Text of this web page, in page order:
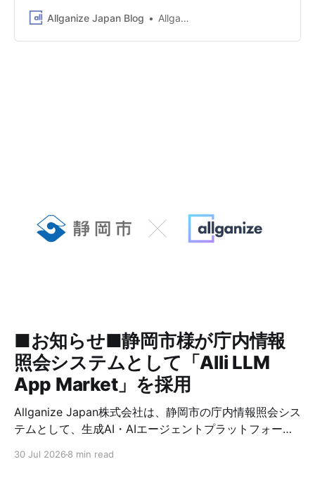
と、顧客課題に合わせた最適なソリ
ューション導入を支援しています。
日立ソリューションズ（本社：東京
以下、日立ソリューションズ）は、
活用方法に関するノウハウがなくて
も、企業内ですぐに使えるメニュー
Allganize Japan Blog Allganize Japan
■お知らせ■静岡市様が庁内情報
照会システムとして「Alli LLM
App Market」を採用
Allganize Japan株式会社は、静岡市の庁内情報照会シス
テムとして、生成AI・AIエージェントプラットフォーム
30 Jul 2026 8 min read